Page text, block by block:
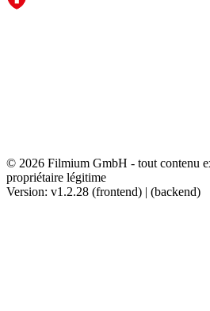
© 2026 Filmium GmbH - tout contenu
propriétaire légitime
Version: v1.2.28 (frontend) | (backend)